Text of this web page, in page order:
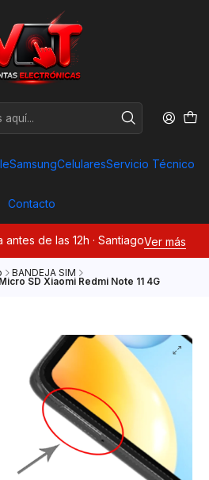
SamsungCelularesServicio Técnico
Contacto
de las 12h · SantiagoVer más
BANDEJA SIM
SD Xiaomi Redmi Note 11 4G